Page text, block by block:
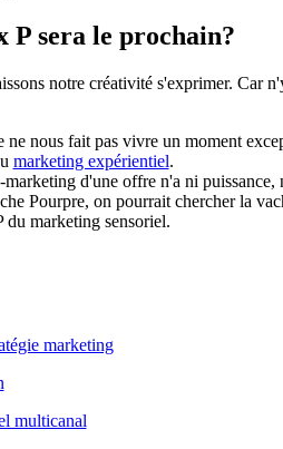
P sera le prochain?
notre créativité s'exprimer. Car
ne nous fait pas vivre un moment
marketing expérientiel.
d'une offre n'a ni
Pourpre, on pourrait chercher la
du marketing sensoriel.
marketing
multicanal